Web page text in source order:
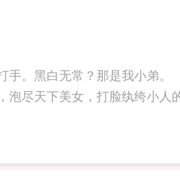
。黑白无常？那是我小弟。
泡尽天下美女，打脸纨绔小人